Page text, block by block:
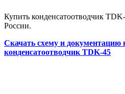
Купить конденсатоотводчик
России.
Скачать схему и документацию
конденсатоотводчик TDK-45